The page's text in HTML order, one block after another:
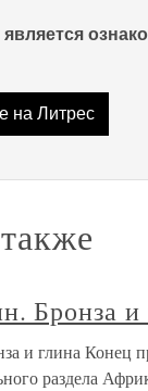
на Литрес
Бронза и
и глина Конец
раздела